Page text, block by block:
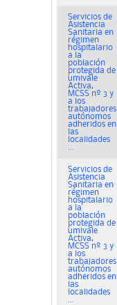
Servicios de
Asistencia
Sanitaria en
régimen
hospitalario
a la
población
protegida de
umivale
Activa,
MCSS nº 3 y
a los
trabajadores
autónomos
adheridos en
las
localidades
...
Servicios de
Asistencia
Sanitaria en
régimen
hospitalario
a la
población
protegida de
umivale
Activa,
MCSS nº 3 y
a los
trabajadores
autónomos
adheridos en
las
localidades
...